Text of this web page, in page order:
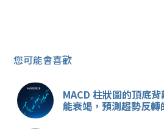
您可能會喜歡
MACD 柱狀圖的頂底
能衰竭，預測趨勢反轉